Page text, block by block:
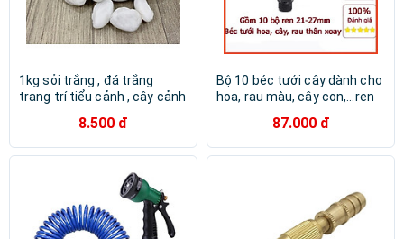
1kg sỏi trắng , đá trắng
trang trí tiểu cảnh , cây cảnh
8.500 đ
Bộ 10 béc tưới cây dành cho
hoa, rau màu, cây con,...ren
206851-1b87.000 đ